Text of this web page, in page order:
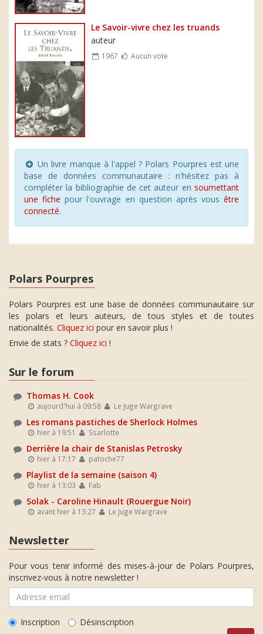
Le Savoir-vivre chez les truands
auteur
1967 Aucun vote
Un livre manque à l'appel ? Polars Pourpres est une
base de données communautaire : n'hésitez pas à
compléter la bibliographie de cet auteur en soumettant
une fiche pour l'ouvrage en question après vous être
connecté.
Polars Pourpres
Polars Pourpres est une base de données communautaire sur
les polars et leurs auteurs, de tous styles et de toutes
nationalités. Cliquez ici pour en savoir plus !
Envie de stats ? Cliquez ici !
Sur le forum
Thomas H. Cook
aujourd'hui à 09:58 Le Juge Wargrave
Les romans pastiches de Sherlock Holmes
hier à 19:51 Ssarlotte
Derrière la chair de Stanislas Petrosky
hier à 17:17 patoche77
Playlist de la semaine (saison 4)
hier à 13:03 Fab
Solak - Caroline Hinault (Rouergue Noir)
avant hier à 13:27 Le Juge Wargrave
Newsletter
Pour vous tenir informé des mises-à-jour de Polars Pourpres,
inscrivez-vous à notre newsletter !
Inscription Désinscription